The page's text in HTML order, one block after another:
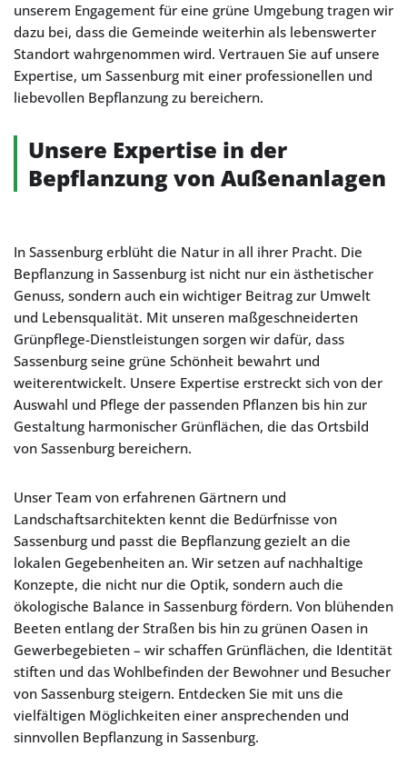
unserem Engagement für eine grüne Umgebung tragen wir
dazu bei, dass die Gemeinde weiterhin als lebenswerter
Standort wahrgenommen wird. Vertrauen Sie auf unsere
Expertise, um Sassenburg mit einer professionellen und
liebevollen Bepflanzung zu bereichern.
Unsere Expertise in der
Bepflanzung von Außenanlagen
In Sassenburg erblüht die Natur in all ihrer Pracht. Die
Bepflanzung in Sassenburg ist nicht nur ein ästhetischer
Genuss, sondern auch ein wichtiger Beitrag zur Umwelt
und Lebensqualität. Mit unseren maßgeschneiderten
Grünpflege-Dienstleistungen sorgen wir dafür, dass
Sassenburg seine grüne Schönheit bewahrt und
weiterentwickelt. Unsere Expertise erstreckt sich von der
Auswahl und Pflege der passenden Pflanzen bis hin zur
Gestaltung harmonischer Grünflächen, die das Ortsbild
von Sassenburg bereichern.
Unser Team von erfahrenen Gärtnern und
Landschaftsarchitekten kennt die Bedürfnisse von
Sassenburg und passt die Bepflanzung gezielt an die
lokalen Gegebenheiten an. Wir setzen auf nachhaltige
Konzepte, die nicht nur die Optik, sondern auch die
ökologische Balance in Sassenburg fördern. Von blühenden
Beeten entlang der Straßen bis hin zu grünen Oasen in
Gewerbegebieten – wir schaffen Grünflächen, die Identität
stiften und das Wohlbefinden der Bewohner und Besucher
von Sassenburg steigern. Entdecken Sie mit uns die
vielfältigen Möglichkeiten einer ansprechenden und
sinnvollen Bepflanzung in Sassenburg.